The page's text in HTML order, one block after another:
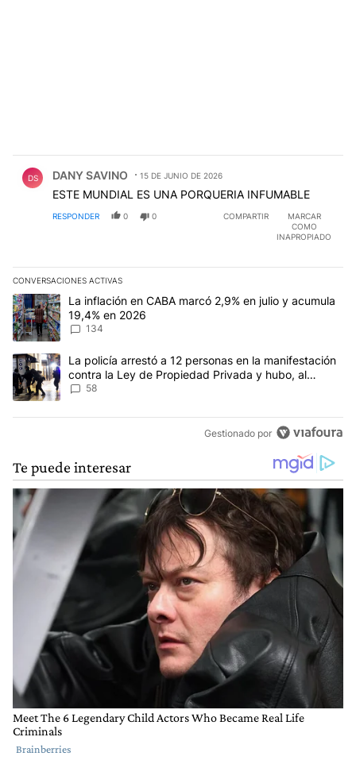
DS DANY SAVINO 15 DE JUNIO DE 2026
ESTE MUNDIAL ES UNA PORQUERIA INFUMABLE
RESPONDER 0 0 COMPARTIR
MARCAR
COMO
INAPROPIADO
CONVERSACIONES ACTIVAS
Este listado muestra los artículos con más comentarios en los
Un artículo de tendencia con el título "La inflación en CABA
La inflación en CABA marcó 2,9% en julio y acumula
19,4% en 2026
134
Un artículo de tendencia con el título "La policía arrestó a 12
La policía arrestó a 12 personas en la manifestación
contra la Ley de Propiedad Privada y hubo, al
menos, 3 agentes heridos
58
Gestionado por